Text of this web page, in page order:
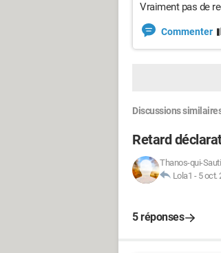
Vraiment pas de
Commenter
Discussions
Retard
Thanos-qui-
Lola1 - 5 oct.
5 réponses